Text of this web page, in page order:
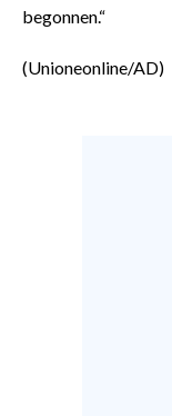
begonnen.“
(Unioneonline/AD)